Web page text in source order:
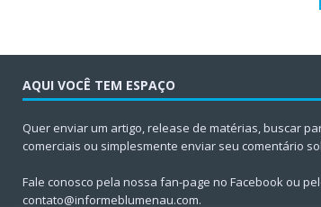
AQUI VOCÊ TEM ESPAÇO
Quer enviar um artigo, release de matérias, buscar
comerciais ou simplesmente enviar seu comentário
Fale conosco pela nossa fan-page no Facebook ou
contato@informeblumenau.com.